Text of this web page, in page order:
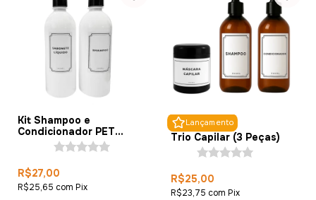
Kit Shampoo e
Condicionador PET
500ml (2 peças)
R$27,00
R$25,65 com Pix
Lançamento
Trio Capilar (3 Peças)
R$25,00
R$23,75 com Pix